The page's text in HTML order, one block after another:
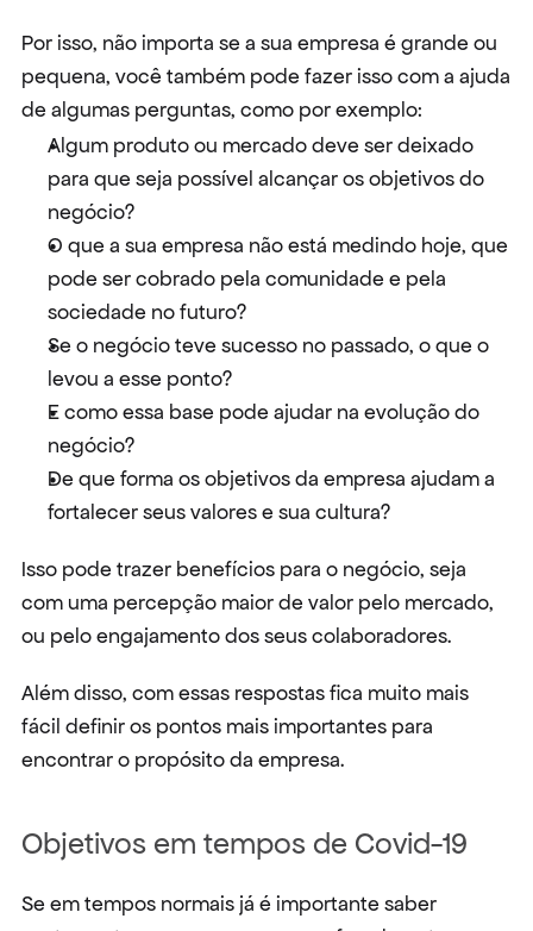
Por isso, não importa se a sua empresa é grande ou
pequena, você também pode fazer isso com a ajuda
de algumas perguntas, como por exemplo:
Algum produto ou mercado deve ser deixado
para que seja possível alcançar os objetivos do
negócio?
O que a sua empresa não está medindo hoje, que
pode ser cobrado pela comunidade e pela
sociedade no futuro?
Se o negócio teve sucesso no passado, o que o
levou a esse ponto?
E como essa base pode ajudar na evolução do
negócio?
De que forma os objetivos da empresa ajudam a
fortalecer seus valores e sua cultura?
Isso pode trazer benefícios para o negócio, seja
com uma percepção maior de valor pelo mercado,
ou pelo engajamento dos seus colaboradores.
Além disso, com essas respostas fica muito mais
fácil definir os pontos mais importantes para
encontrar o propósito da empresa.
Objetivos em tempos de Covid-19
Se em tempos normais já é importante saber